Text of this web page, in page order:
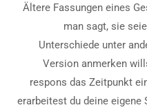
Ältere Fassungen eines
man sagt, sie
Unterschiede unter
Version anmerken
respons das Zeitpunkt
erarbeitest du deine